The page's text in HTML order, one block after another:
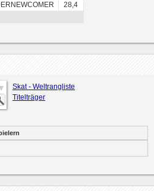
28,4
Skat - Weltrangliste
Titelträger